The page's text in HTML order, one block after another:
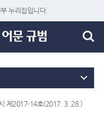
누리집입니다.
제2017-14호(2017. 3. 28.)